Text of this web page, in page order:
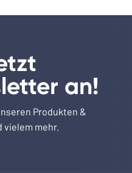
an!
Produkten &
vielem mehr.